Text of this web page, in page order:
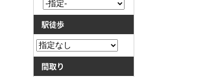
駅徒歩
間取り